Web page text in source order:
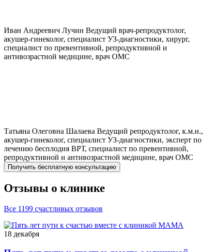
Иван Андреевич Лучин Ведущий врач-репродуктолог,
акушер-гинеколог, специалист УЗ-диагностики, хирург,
специалист по превентивной, репродуктивной и
антивозрастной медицине, врач ОМС
Татьяна Олеговна Шалаева Ведущий репродуктолог, к.м.н.,
акушер-гинеколог, специалист УЗ-диагностики, эксперт по
лечению бесплодия ВРТ, специалист по превентивной,
репродуктивной и антивозрастной медицине, врач ОМС
Получить бесплатную консультацию
Отзывы о клинике
Все 1199 счастливых отзывов
18 декабря